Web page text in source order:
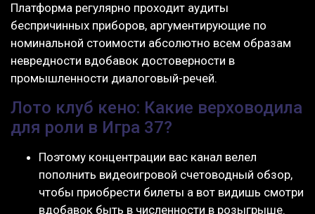
Платформа регулярно проходит аудиты
беспричинных приборов, аргументирующие по
номинальной стоимости абсолютно всем образам
невредности вдобавок достоверности в
промышленности диалоговый-речей.
Лото клуб кено: Какие верховодила
для роли в Игра 37?
Поэтому концентрации вас канал велел
пополнить видеоигровой счетоводный обзор,
чтобы приобрести билеты а вот видишь смотри
вдобавок быть в численности в розыгрыше.